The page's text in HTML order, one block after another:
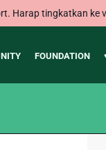
Harap tingkatkan ke
FOUNDATION